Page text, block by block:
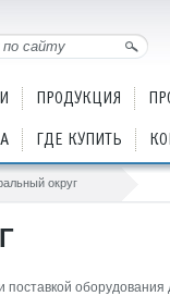
ПРОДУКЦИЯ
ГДЕ КУПИТЬ
округ